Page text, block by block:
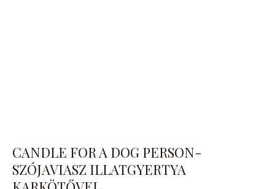
CANDLE FOR A DOG PERSON-
SZÓJAVIASZ ILLATGYERTYA